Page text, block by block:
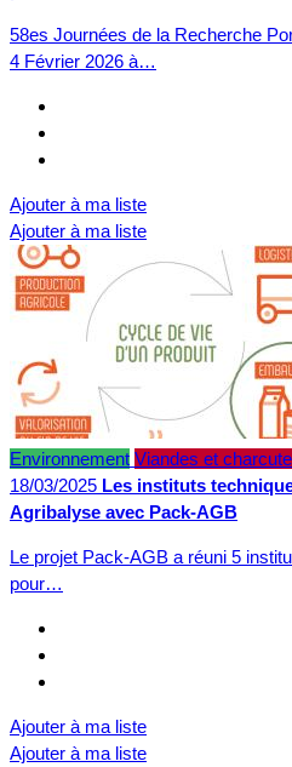
58es Journées de la Recherche
4 Février 2026 à…
Ajouter à ma liste
Ajouter à ma liste
Environnement Viandes et
18/03/2025 Les instituts
Agribalyse avec Pack-AGB
Le projet Pack-AGB a réuni 5
pour…
Ajouter à ma liste
Ajouter à ma liste